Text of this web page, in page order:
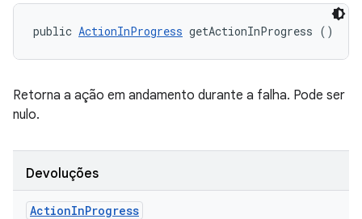
public ActionInProgress getActionInProgress ()
Retorna a ação em andamento durante a falha. Pode ser
nulo.
Devoluções
ActionInProgress